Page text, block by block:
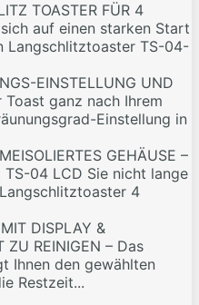
TOASTER FÜR 4
sich auf einen starken Start
Langschlitztoaster TS-04-
EINSTELLUNG UND
Toast ganz nach Ihrem
Einstellung in
GEHÄUSE –
04 LCD Sie nicht lange
4
DISPLAY &
ZU REINIGEN – Das
Ihnen den gewählten
Restzeit...